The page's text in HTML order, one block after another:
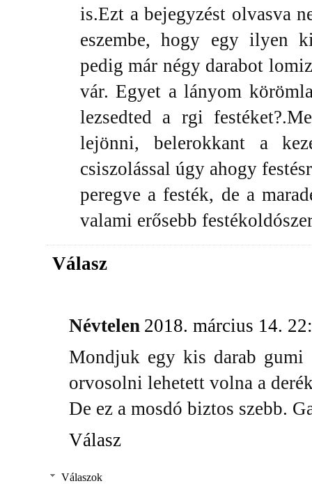
is.Ezt a bejegyzést olvasva
eszembe, hogy egy ilyen
pedig már négy darabot
vár. Egyet a lányom
lezsedted a rgi
lejönni, belerokkant a
csiszolással úgy ahogy
peregve a festék, de a
valami erősebb
Válasz
Névtelen 2018. március 14.
Mondjuk egy kis darab gumi
orvosolni lehetett volna a
De ez a mosdó biztos szebb.
Válasz
Válaszok